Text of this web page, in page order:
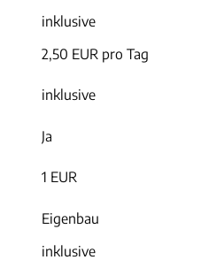
inklusive
2,50 EUR pro Tag
inklusive
Ja
1 EUR
Eigenbau
inklusive